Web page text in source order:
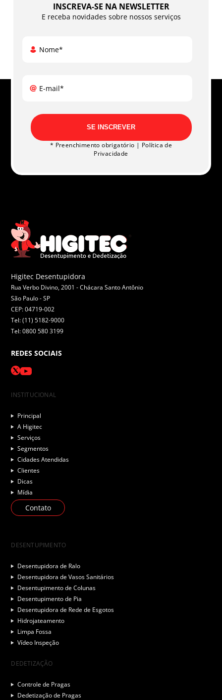
INSCREVA-SE NA NEWSLETTER
E receba novidades sobre nossos serviços
Nome*
E-mail*
SE INSCREVER
* Preenchimento obrigatório | Política de
Privacidade
Higitec Desentupidora
Rua Verbo Divino, 2001 - Chácara Santo Antônio
São Paulo -SP
CEP: 04719-002
Tel: (11) 5182-9000
Tel: 0800 580 3199
REDES SOCIAIS
INSTITUCIONAL
Principal
A Higitec
Serviços
Segmentos
Cidades Atendidas
Clientes
Dicas
Mídia
Contato
DESENTUPIMENTO
Desentupidora de Ralo
Desentupidora de Vasos Sanitários
Desentupimento de Colunas
Desentupimento de Pia
Desentupidora de Rede de Esgotos
Hidrojateamento
Limpa Fossa
Vídeo Inspeção
DEDETIZAÇÃO
Controle de Pragas
Dedetização de Pragas